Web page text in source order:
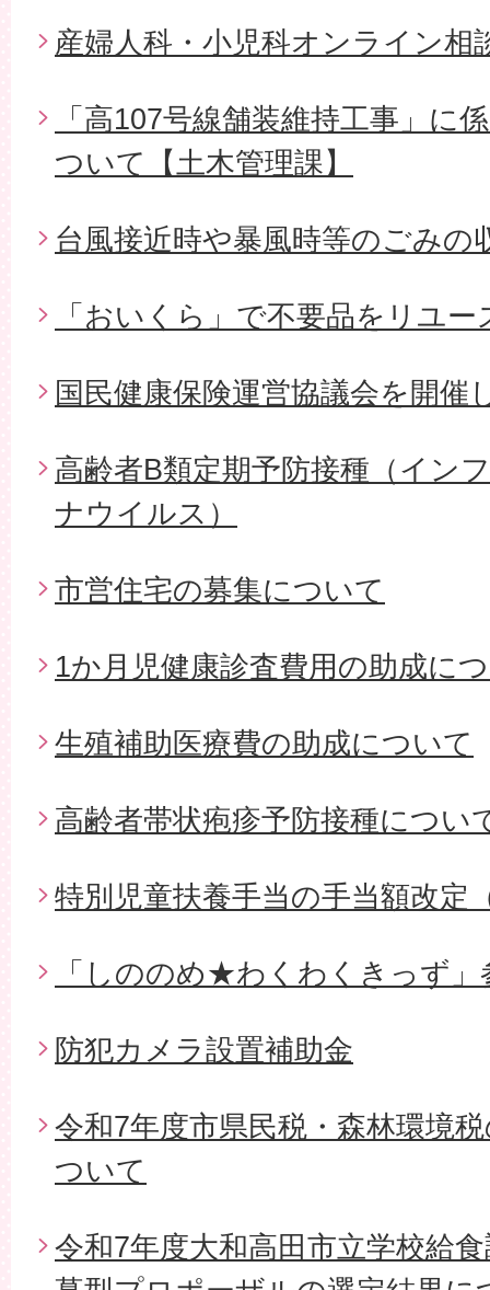
産婦人科・小児科オンライン相
「高107号線舗装維持工事」に
ついて【土木管理課】
台風接近時や暴風時等のごみの
「おいくら」で不要品をリユ
国民健康保険運営協議会を開催
高齢者B類定期予防接種（イン
ナウイルス）
市営住宅の募集について
1か月児健康診査費用の助成に
生殖補助医療費の助成について
高齢者帯状疱疹予防接種につい
特別児童扶養手当の手当額改定
「しののめ★わくわくきっず」
防犯カメラ設置補助金
令和7年度市県民税・森林環境
ついて
令和7年度大和高田市立学校給